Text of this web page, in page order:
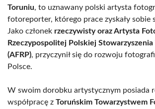
Toruniu, to uznawany polski artysta
fotoreporter, którego prace zyskały sobie
Jako członek rzeczywisty oraz Artysta
Rzeczypospolitej Polskiej
(AFRP), przyczynił się do rozwoju
Polsce.
W swoim dorobku artystycznym posiada
współpracę z Toruńskim Towarzystwem